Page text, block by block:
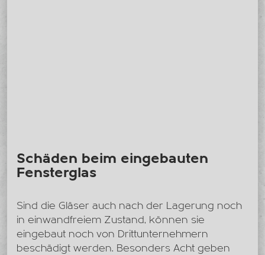
Schäden beim eingebauten
Fensterglas
Sind die Gläser auch nach der Lagerung noch
in einwandfreiem Zustand, können sie
eingebaut noch von Drittunternehmern
beschädigt werden. Besonders Acht geben